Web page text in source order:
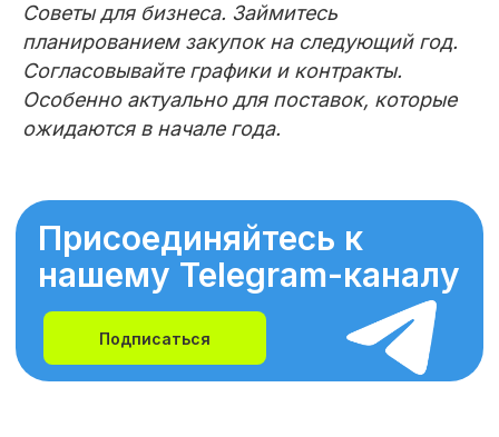
Советы для бизнеса. Займитесь
планированием закупок на следующий год.
Согласовывайте графики и контракты.
Особенно актуально для поставок, которые
ожидаются в начале года.
Присоединяйтесь к
нашему Telegram-каналу
Подписаться